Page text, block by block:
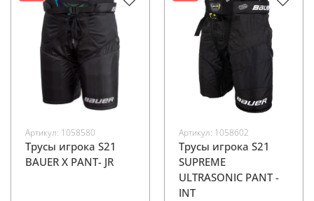
Артикул: 1058580
Трусы игрока S21
BAUER X PANT- JR
Артикул: 1058602
Трусы игрока S21
SUPREME
ULTRASONIC PANT -
INT